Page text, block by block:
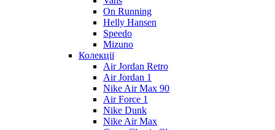
On Running
Helly Hansen
Speedo
Mizuno
Колекції
Air Jordan Retro
Air Jordan 1
Nike Air Max 90
Air Force 1
Nike Dunk
Nike Air Max